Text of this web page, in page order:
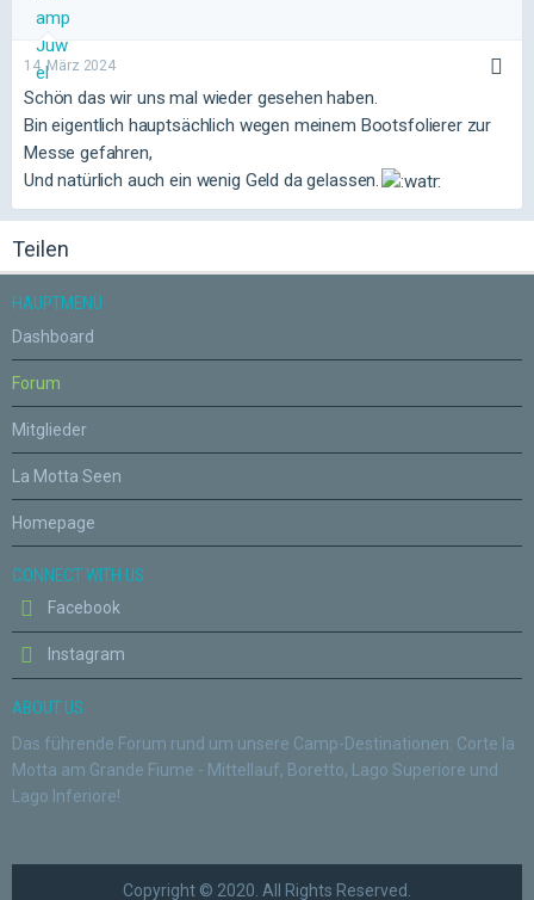
14. März 2024
Schön das wir uns mal wieder gesehen haben.
Bin eigentlich hauptsächlich wegen meinem Bootsfolierer zur
Messe gefahren,
Und natürlich auch ein wenig Geld da gelassen.
Teilen
HAUPTMENÜ
Dashboard
Forum
Mitglieder
La Motta Seen
Homepage
CONNECT WITH US
Facebook
Instagram
ABOUT US
Das führende Forum rund um unsere Camp-Destinationen: Corte la
Motta am Grande Fiume - Mittellauf, Boretto, Lago Superiore und
Lago Inferiore!
Copyright © 2020. All Rights Reserved.